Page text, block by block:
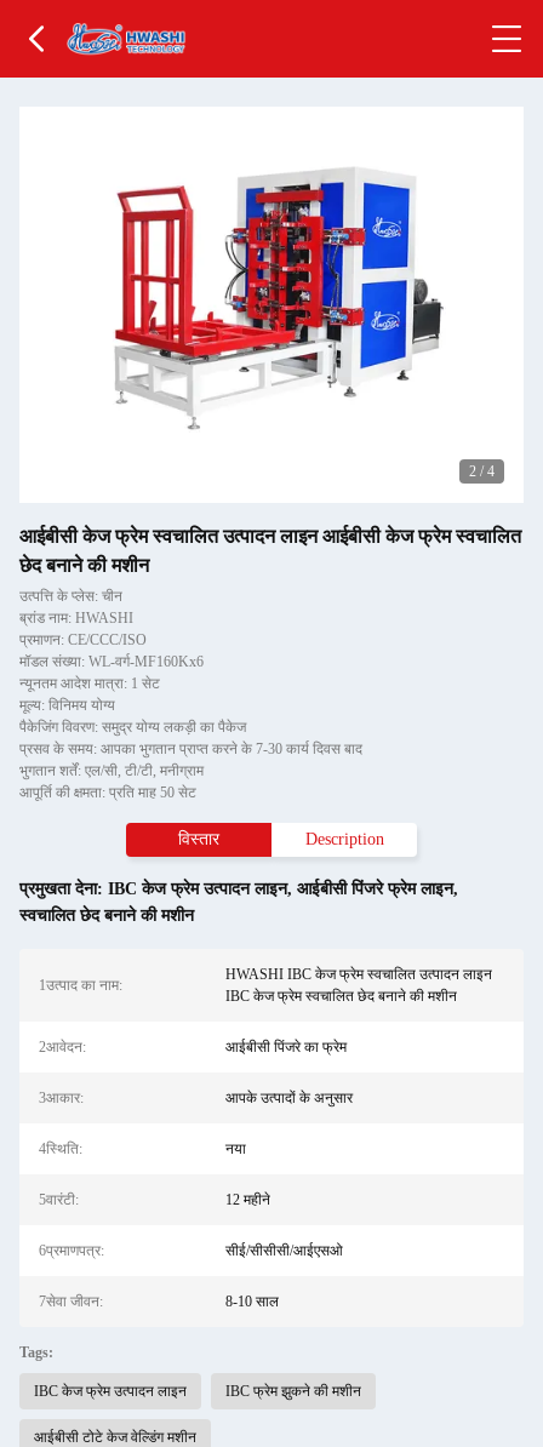
2 / 4
आईबीसी केज फ्रेम स्वचालित उत्पादन लाइन आईबीसी केज फ्रेम स्वचालित
छेद बनाने की मशीन
उत्पत्ति के प्लेस: चीन
ब्रांड नाम: HWASHI
प्रमाणन: CE/CCC/ISO
मॉडल संख्या: WL-वर्ग-MF160Kx6
न्यूनतम आदेश मात्रा: 1 सेट
मूल्य: विनिमय योग्य
पैकेजिंग विवरण: समुद्र योग्य लकड़ी का पैकेज
प्रसव के समय: आपका भुगतान प्राप्त करने के 7-30 कार्य दिवस बाद
भुगतान शर्तें: एल/सी, टी/टी, मनीग्राम
आपूर्ति की क्षमता: प्रति माह 50 सेट
विस्तार Description
प्रमुखता देना: IBC केज फ्रेम उत्पादन लाइन, आईबीसी पिंजरे फ्रेम लाइन,
स्वचालित छेद बनाने की मशीन
1उत्पाद का नाम:
HWASHI IBC केज फ्रेम स्वचालित उत्पादन लाइन
IBC केज फ्रेम स्वचालित छेद बनाने की मशीन
2आवेदन: आईबीसी पिंजरे का फ्रेम
3आकार: आपके उत्पादों के अनुसार
4स्थिति: नया
5वारंटी: 12 महीने
6प्रमाणपत्र: सीई/सीसीसी/आईएसओ
7सेवा जीवन: 8-10 साल
Tags:
IBC केज फ्रेम उत्पादन लाइन IBC फ्रेम झुकने की मशीन
आईबीसी टोटे केज वेल्डिंग मशीन